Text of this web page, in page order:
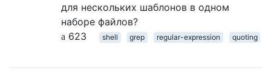
для нескольких шаблонов в одном
наборе файлов?
623
shell grep regular-expression quoting